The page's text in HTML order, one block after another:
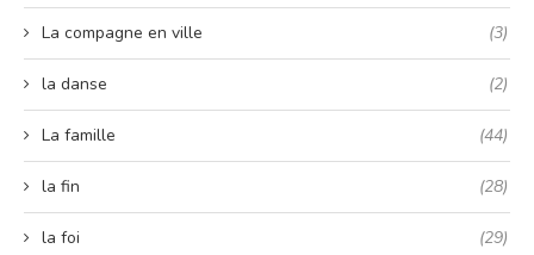
La compagne en ville (3)
la danse (2)
La famille (44)
la fin (28)
la foi (29)